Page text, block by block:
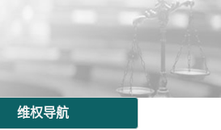
维权导航